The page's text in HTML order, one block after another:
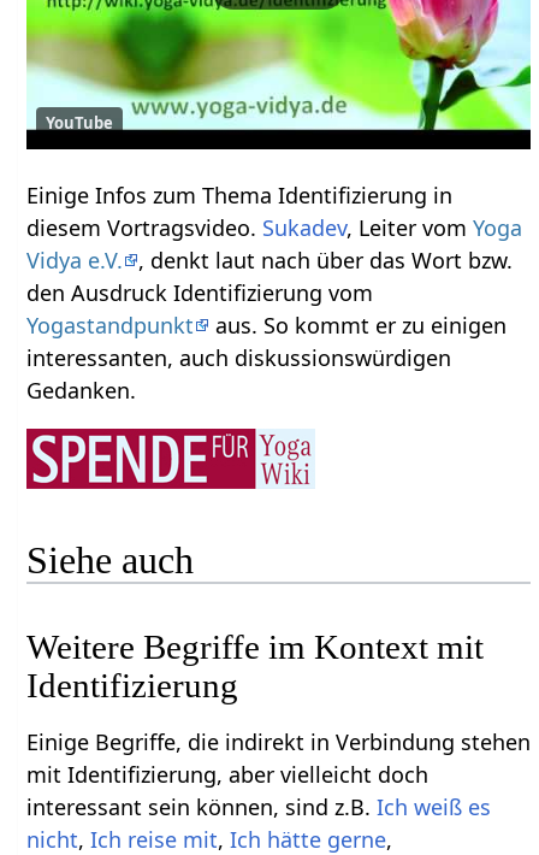
YouTube
Einige Infos zum Thema Identifizierung‏‎ in
diesem Vortragsvideo. Sukadev, Leiter vomYoga
Vidya e.V.
, denkt laut nach über das Wort bzw.
den Ausdruck Identifizierung‏‎ vom
Yogastandpunkt
aus. So kommt er zu einigen
interessanten, auch diskussionswürdigen
Gedanken.
Siehe auch
Weitere Begriffe im Kontext mit
Einige Begriffe, die indirekt in Verbindung stehen
mit Identifizierung‏‎, aber vielleicht doch
interessant sein können, sind z.B.Ich weiß es
, ,
,